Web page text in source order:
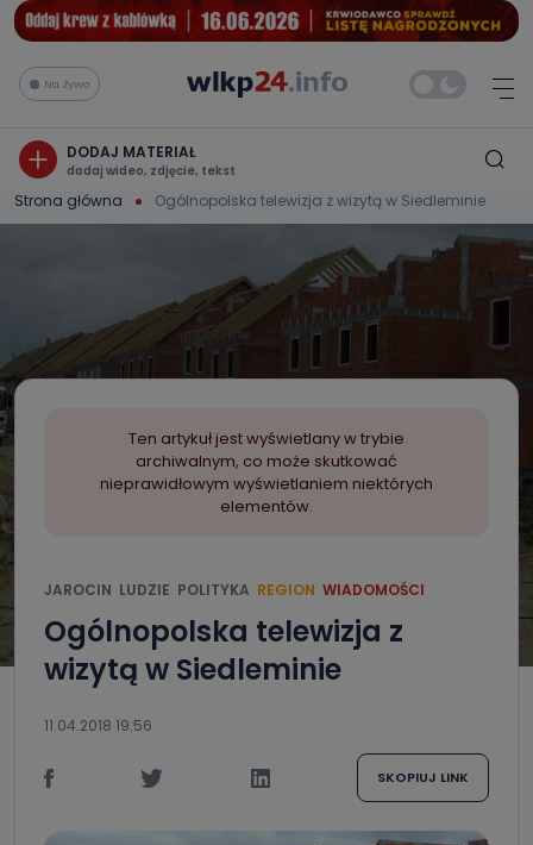
Na żywo
DODAJ MATERIAŁ
dodaj wideo, zdjęcie, tekst
Strona główna Ogólnopolska telewizja z wizytą w Siedleminie
Ten artykuł jest wyświetlany w trybie
archiwalnym, co może skutkować
nieprawidłowym wyświetlaniem niektórych
elementów.
JAROCIN LUDZIE POLITYKA REGION WIADOMOŚCI
Ogólnopolska telewizja z
wizytą w Siedleminie
11.04.2018 19:56
SKOPIUJ LINK